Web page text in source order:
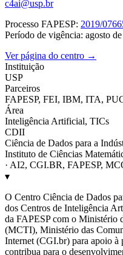
c4ai@usp.br
Processo FAPESP: 2019/
Período de vigência: agosto
Ver página do centro →
Instituição
USP
Parceiros
FAPESP, FEI, IBM, ITA,
Área
Inteligência Artificial, TICs
CDII
Ciência de Dados para a
Instituto de Ciências
· AI2, CGI.BR, FAPESP,
▾
O Centro Ciência de Dados
dos Centros de Inteligência
da FAPESP com o Ministério
(MCTI), Ministério das
Internet (CGI.br) para apoio à
contribua para o